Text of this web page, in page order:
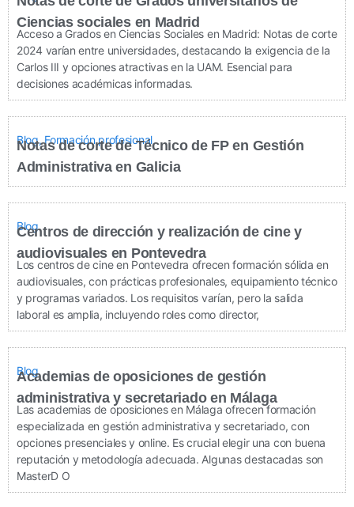
Ciencias sociales en Madrid
Acceso a Grados en Ciencias Sociales en Madrid: Notas de corte
2024 varían entre universidades, destacando la exigencia de la
Carlos III y opciones atractivas en la UAM. Esencial para
decisiones académicas informadas.
Blog,Formación profesional
Notas de corte de Técnico de FP en Gestión
Administrativa en Galicia
Blog
Centros de dirección y realización de cine y
audiovisuales en Pontevedra
Los centros de cine en Pontevedra ofrecen formación sólida en
audiovisuales, con prácticas profesionales, equipamiento técnico
y programas variados. Los requisitos varían, pero la salida
laboral es amplia, incluyendo roles como director,
Blog
Academias de oposiciones de gestión
administrativa y secretariado en Málaga
Las academias de oposiciones en Málaga ofrecen formación
especializada en gestión administrativa y secretariado, con
opciones presenciales y online. Es crucial elegir una con buena
reputación y metodología adecuada. Algunas destacadas son
MasterD O